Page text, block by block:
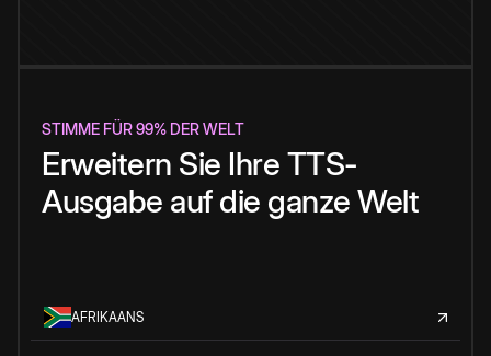
STIMME FÜR 99% DER WELT
Erweitern Sie Ihre TTS-
Ausgabe auf die ganze Welt
AFRIKAANS